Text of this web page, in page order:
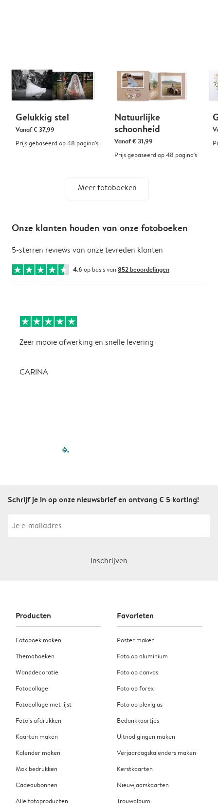
Gelukkig stel
Vanaf€ 37,99
Prijs gebaseerd op 48 pagina's
Natuurlijke
schoonheid
Vanaf€ 31,99
Prijs gebaseerd op 48 pagina's
Meer fotoboeken
Onze klanten houden van onze fotoboeken
5-sterren reviews van onze tevreden klanten
4.6 op basis van 852 beoordelingen
Zeer mooie afwerking en snelle levering
CARINA
filled-pagination
Schrijf je in op onze nieuwsbrief en ontvang € 5 korting!
Inschrijven
Producten
Fotoboek maken
Themaboeken
Wanddecoratie
Fotocollage
Fotocollage met lijst
Foto’s afdrukken
Kaarten maken
Kalender maken
Mok bedrukken
Cadeaubonnen
Alle fotoproducten
Favorieten
Poster maken
Foto op aluminium
Foto op canvas
Foto op forex
Foto op plexiglas
Bedankkaartjes
Uitnodigingen maken
Verjaardagskalenders maken
Kerstkaarten
Nieuwjaarskaarten
Trouwalbum